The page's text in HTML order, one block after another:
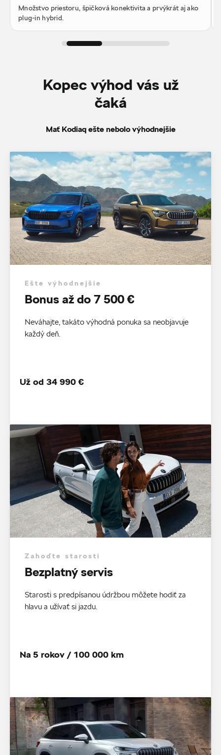
Množstvo priestoru, špičková konektivita a prvýkrát aj ako
plug-in hybrid.
Kopec výhod vás už
čaká
Mať Kodiaq ešte nebolo výhodnejšie
Ešte výhodnejšie
Bonus až do 7 500 €
Neváhajte, takáto výhodná ponuka sa neobjavuje
každý deň.
Už od 34 990 €
Zahoďte starosti
Bezplatný servis
Starosti s predpísanou údržbou môžete hodiť za
hlavu a užívať si jazdu.
Na 5 rokov / 100 000 km